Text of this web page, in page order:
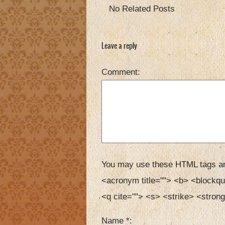
No Related Posts
Leave a reply
Comment
You may use these HTML tags
<acronym title=""> <b>
<q cite=""> <s> <strike>
Name*